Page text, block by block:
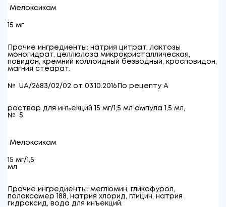
Мелоксикам
15 мг
Прочие ингредиенты: натрия цитрат, лактозы
моногидрат, целлюлоза микрокристаллическая,
повидон, кремний коллоидный безводный, кросповидон,
магния стеарат.
№ UA/2683/02/02 от 03.10.2016 По рецепту A
раствор для инъекций 15 мг/1,5 мл ампула 1,5 мл,
№ 5
Мелоксикам
15 мг/1,5
мл
Прочие ингредиенты: меглюмин, гликофурол,
полоксамер 188, натрия хлорид, глицин, натрия
гидроксид, вода для инъекций.